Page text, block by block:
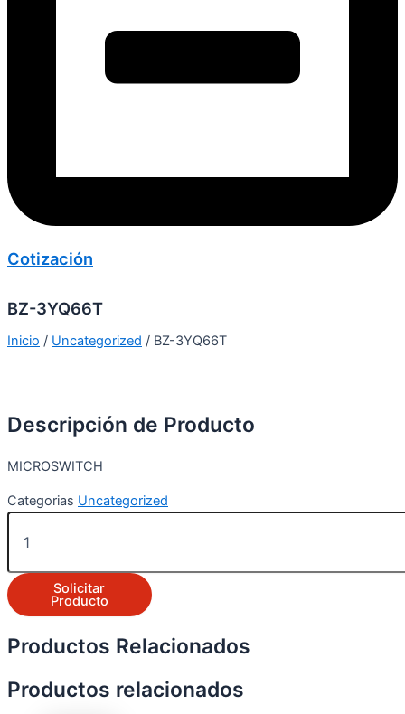
Cotización
BZ-3YQ66T
Inicio / Uncategorized / BZ-3YQ66T
Descripción de Producto
MICROSWITCH
Categorias Uncategorized
Solicitar
Producto
Productos Relacionados
Productos relacionados